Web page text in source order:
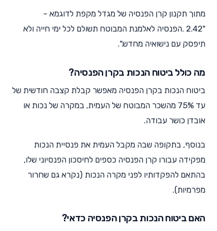
מתוך תקנון קרן הפנסיה של מגדל מקפת לדוגמא –
"2.42 .הפנסיה לאלמנת המבוטח תשולם לכל ימי חייה ולא
תיפסק עם נישואיה מחדש.".
מה כולל ביטוח הנכות בקרן הפנסיה?
ביטוח הנכות בקרן הפנסיה מאפשר קבלת קצבה חודשית של
עד 75% מהשכר המבוטח של העמית, במקרה של נכות או
אובדן כושר עבודה.
בנוסף, בתקופה שבה מקבל העמית את פנסיית הנכות
מפקידה עבורו קרן הפנסיה כספים לחיסכון הפנסיוני שלו,
בהתאם להפקדותיו לפני מקרה הנכות (נקרא גם שחרור
מפרמיות).
האם ביטוח הנכות בקרן הפנסיה כדאי?